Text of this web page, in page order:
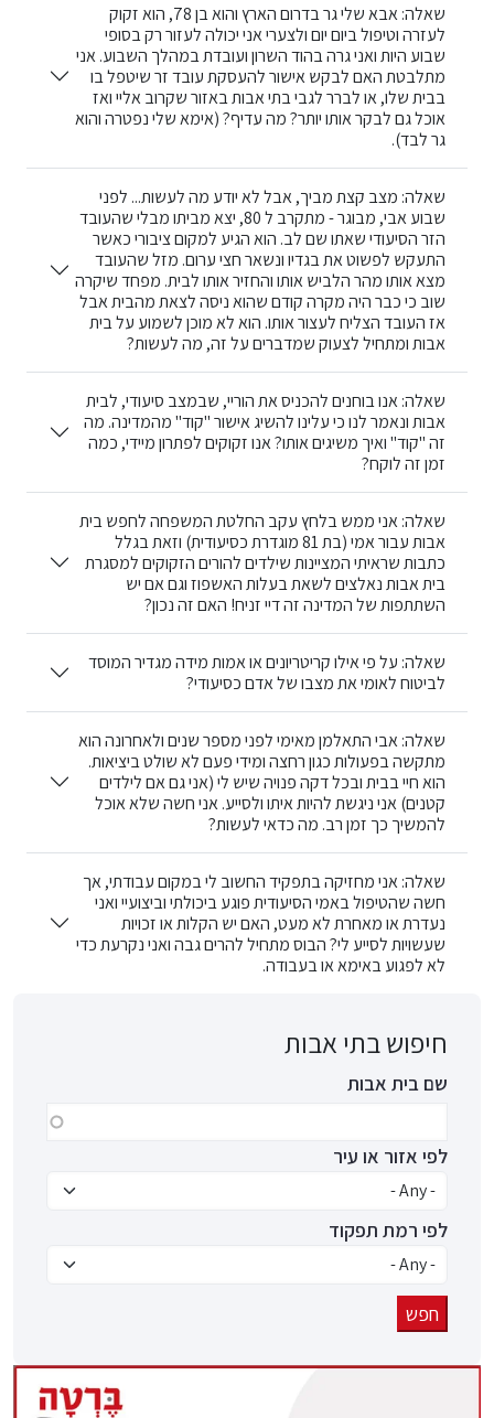
שאלה: אבא שלי גר בדרום הארץ והוא בן 78, הוא זקוק
לעזרה וטיפול ביום יום ולצערי אני יכולה לעזור רק בסופי
שבוע היות ואני גרה בהוד השרון ועובדת במהלך השבוע. אני
מתלבטת האם לבקש אישור להעסקת עובד זר שיטפל בו
בבית שלו, או לברר לגבי בתי אבות באזור שקרוב אליי ואז
אוכל גם לבקר אותו יותר? מה עדיף? (אימא שלי נפטרה והוא
גר לבד).
שאלה: מצב קצת מביך, אבל לא יודע מה לעשות... לפני
שבוע אבי, מבוגר - מתקרב ל 80, יצא מביתו מבלי שהעובד
הזר הסיעודי שאתו שם לב. הוא הגיע למקום ציבורי כאשר
התעקש לפשוט את בגדיו ונשאר חצי ערום. מזל שהעובד
מצא אותו מהר הלביש אותו והחזיר אותו לבית. מפחד שיקרה
שוב כי כבר היה מקרה קודם שהוא ניסה לצאת מהבית אבל
אז העובד הצליח לעצור אותו. הוא לא מוכן לשמוע על בית
אבות ומתחיל לצעוק שמדברים על זה, מה לעשות?
שאלה: אנו בוחנים להכניס את הוריי, שבמצב סיעודי, לבית
אבות ונאמר לנו כי עלינו להשיג אישור "קוד" מהמדינה. מה
זה "קוד" ואיך משיגים אותו? אנו זקוקים לפתרון מיידי, כמה
זמן זה לוקח?
שאלה: אני ממש בלחץ עקב החלטת המשפחה לחפש בית
אבות עבור אמי (בת 81 מוגדרת כסיעודית) וזאת בגלל
כתבות שראיתי המציינות שילדים להורים הזקוקים למסגרת
בית אבות נאלצים לשאת בעלות האשפוז וגם אם יש
השתתפות של המדינה זה דיי זניח! האם זה נכון?
שאלה: על פי אילו קריטריונים או אמות מידה מגדיר המוסד
לביטוח לאומי את מצבו של אדם כסיעודי?
שאלה: אבי התאלמן מאימי לפני מספר שנים ולאחרונה הוא
מתקשה בפעולות כגון רחצה ומידי פעם לא שולט ביציאות.
הוא חיי בבית ובכל דקה פנויה שיש לי (אני גם אם לילדים
קטנים) אני ניגשת להיות איתו ולסייע. אני חשה שלא אוכל
להמשיך כך זמן רב. מה כדאי לעשות?
שאלה: אני מחזיקה בתפקיד החשוב לי במקום עבודתי, אך
חשה שהטיפול באמי הסיעודית פוגע ביכולתי וביצועיי ואני
נעדרת או מאחרת לא מעט, האם יש הקלות או זכויות
שעשויות לסייע לי? הבוס מתחיל להרים גבה ואני נקרעת כדי
לא לפגוע באימא או בעבודה.
חיפוש בתי אבות
שם בית אבות
לפי אזור או עיר
לפי רמת תפקוד